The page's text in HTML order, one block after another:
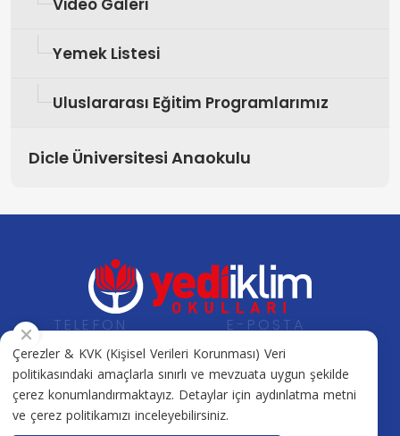
Çerezler & KVK (Kişisel Verileri Korunması) Veri
politikasındaki amaçlarla sınırlı ve mevzuata uygun şekilde
çerez konumlandırmaktayız. Detaylar için aydınlatma metni
ve çerez politikamızı inceleyebilirsiniz.
Yemek Listesi
Uluslararası Eğitim Programlarımız
Dicle Üniversitesi Anaokulu
TELEFON
+90 412 505 17 17
E-POSTA
info@yediiklimkolejleri.net